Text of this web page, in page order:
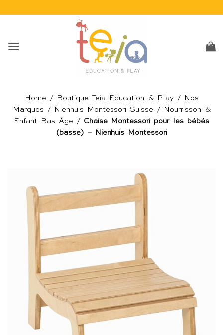
Home / Boutique Teia Education & Play/
Nos
Marques / Nienhuis Montessori Suisse /
Nourrisson &
Enfant Bas Âge / Chaise Montessori pour les bébés
(basse) – Nienhuis Montessori